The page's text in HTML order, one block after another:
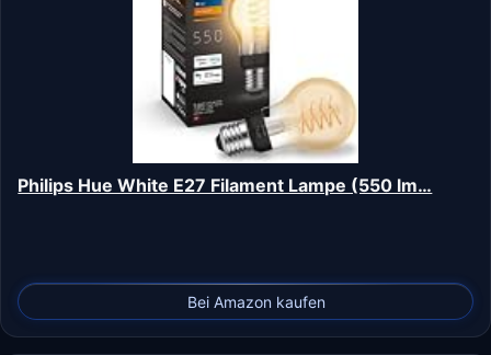
Philips Hue White E27 Filament Lampe (550 lm…
Bei Amazon kaufen